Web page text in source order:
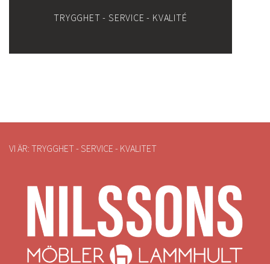
TRYGGHET - SERVICE - KVALITÉ
VI ÄR: TRYGGHET - SERVICE - KVALITET